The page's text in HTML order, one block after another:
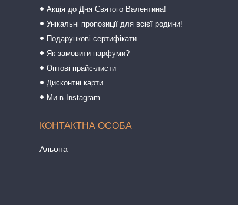
Акція до Дня Святого Валентина!
Унікальні пропозиції для всієї родини!
Подарункові сертифікати
Як замовити парфуми?
Оптові прайс-листи
Дисконтні карти
Ми в Instagram
Альона